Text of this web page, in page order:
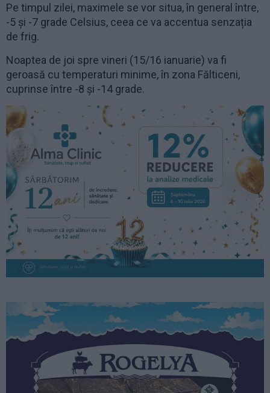
Pe timpul zilei, maximele se vor situa, în general între,
-5 și -7 grade Celsius, ceea ce va accentua senzația
de frig.
Noaptea de joi spre vineri (15/16 ianuarie) va fi
geroasă cu temperaturi minime, în zona Fălticeni,
cuprinse între -8 și -14 grade.